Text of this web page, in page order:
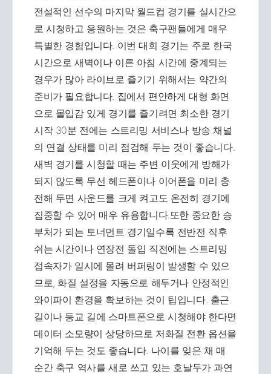
전설적인 선수의 마지막 월드컵 경기를 실시간으
로 시청하고 응원하는 것은 축구팬들에게 매우
특별한 경험입니다. 이번 대회 경기는 주로 한국
시간으로 새벽이나 이른 아침 시간에 중계되는
경우가 많아 라이브로 즐기기 위해서는 약간의
준비가 필요합니다. 집에서 편안하게 대형 화면
으로 몰입감 있게 경기를 즐기려면 최소한 경기
시작 30분 전에는 스트리밍 서비스나 방송 채널
의 연결 상태를 미리 점검해 두는 것이 좋습니다.
새벽 경기를 시청할 때는 주변 이웃에게 방해가
되지 않도록 무선 헤드폰이나 이어폰을 미리 충
전해 두면 사운드를 크게 켜고도 온전히 경기에
집중할 수 있어 매우 유용합니다.또한 중요한 승
부처가 되는 토너먼트 경기일수록 전반전 직후
쉬는 시간이나 연장전 돌입 직전에는 스트리밍
접속자가 일시에 몰려 버퍼링이 발생할 수 있으
므로, 화질 설정을 자동으로 해두거나 안정적인
와이파이 환경을 확보하는 것이 팁입니다. 출근
길이나 등교 길에 스마트폰으로 시청해야 한다면
데이터 소모량이 상당하므로 저화질 전환 옵션을
기억해 두는 것도 좋습니다. 나이를 잊은 채 매
순간 축구 역사를 새로 쓰고 있는 호날두가 과연